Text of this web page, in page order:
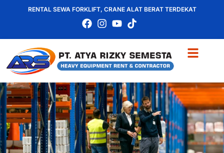
RENTAL SEWA FORKLIFT, CRANE ALAT BERAT TERDEKAT